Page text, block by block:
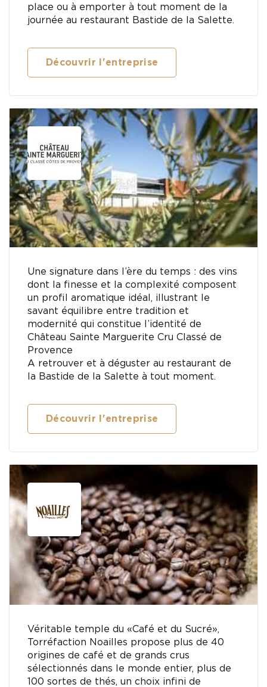
place ou à emporter à tout moment de la
journée au restaurant Bastide de la Salette.
Découvrir l'entreprise
Une signature dans l’ère du temps : des vins
dont la finesse et la complexité composent
un profil aromatique idéal, illustrant le
savant équilibre entre tradition et
modernité qui constitue l’identité de
Château Sainte Marguerite Cru Classé de
Provence
A retrouver et à déguster au restaurant de
la Bastide de la Salette à tout moment.
Découvrir l'entreprise
Véritable temple du «Café et du Sucré»,
Torréfaction Noailles propose plus de 40
origines de café et de grands crus
sélectionnés dans le monde entier, plus de
100 sortes de thés, un choix infini de